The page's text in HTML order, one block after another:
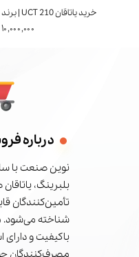
خرید یاتاقان UCT 210 | برند FYH ژاپن | استعلام قیمت
۱۰,۰۰۰,۰۰۰ تومان
درباره
نوین صنعت با
بلبرینگ،
تأمین‌کنندگان
شناخته می‌شود.
باکیفیت و دارای